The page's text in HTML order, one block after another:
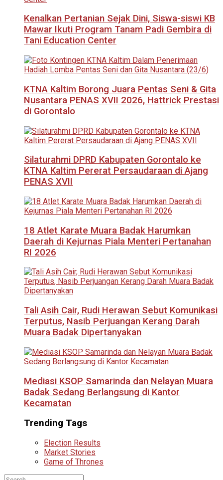
Kenalkan Pertanian Sejak Dini, Siswa-siswi KB
Mawar Ikuti Program Tanam Padi Gembira di
Tani Education Center
KTNA Kaltim Borong Juara Pentas Seni & Gita
Nusantara PENAS XVII 2026, Hattrick Prestasi
di Gorontalo
Silaturahmi DPRD Kabupaten Gorontalo ke
KTNA Kaltim Pererat Persaudaraan di Ajang
PENAS XVII
18 Atlet Karate Muara Badak Harumkan
Daerah di Kejurnas Piala Menteri Pertanahan
RI 2026
Tali Asih Cair, Rudi Herawan Sebut Komunikasi
Terputus, Nasib Perjuangan Kerang Darah
Muara Badak Dipertanyakan
Mediasi KSOP Samarinda dan Nelayan Muara
Badak Sedang Berlangsung di Kantor
Kecamatan
Trending Tags
Election Results
Market Stories
Game of Thrones